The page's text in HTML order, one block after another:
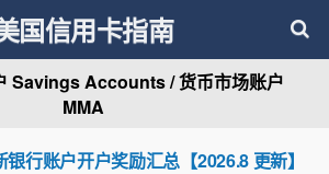
国信用卡指南
Savings Accounts / 货币市场账户
MMA
银行账户开户奖励汇总【2026.8 更新】